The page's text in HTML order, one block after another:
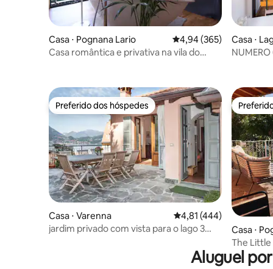
Casa ⋅ Pognana Lario 4,94 de uma avaliação
4,94 (365)
Casa romântica e privativa na vila do
Casa ⋅
Preferido dos hóspedes
Preferido dos hóspedes
Casa ⋅ Varenna 4,81 de uma avaliação
4,81 (444)
jardim privado com vista para o lago 3
Casa ⋅
The Little
privado
Aluguel